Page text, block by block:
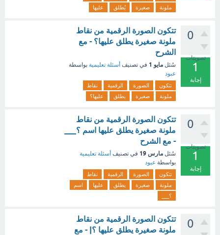
ملونة
صغيرة يُطلق عليها
0
تصويتات
1
إجابة
تتكون الصورة الرقمية من نقاط
ملونة صغيرة يطلق عليها؟ - مع
الشرح
سُئل مايو 1 في تصنيف أسئلة تعليمية بواسطة
عبود
تتكون الصورة الرقمية
نقاط
ملونة
صغيرة يطلق عليها؟
0
تصويتات
1
إجابة
تتكون الصورة الرقمية من نقاط
ملونة صغيرة يطلق عليها اسم ؟___
- مع الشرح
سُئل مارس 19 في تصنيف أسئلة تعليمية
بواسطة عبود
تتكون الصورة الرقمية
نقاط
ملونة
صغيرة يطلق عليها
اسم
؟___
0
تتكون الصورة الرقمية من نقاط
ملونة صغيرة يطلق عليها ؟| - مع